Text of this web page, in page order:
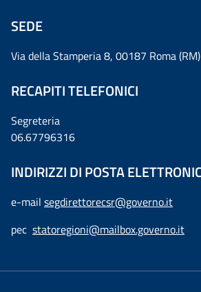
SEDE
Via della Stamperia 8, 00187 Roma (RM)
RECAPITI TELEFONICI
Segreteria
06.67796316
INDIRIZZI DI POSTA
e-mail segdirettorecsr@governo.it
pec statoregioni@mailbox.governo.it